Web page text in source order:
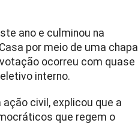
ano e culminou na
por meio de uma chapa
ocorreu com quase
interno.
civil, explicou que a
que regem o